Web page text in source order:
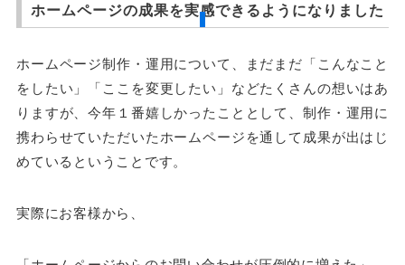
ホームページの成果を実感できるようになりました
ホームページ制作 ・運用について、まだまだ「こんなこと
をしたい」「ここを変更したい」などたくさんの想いはあ
りますが、今年１番嬉しかったこととして、制作・運用に
携わらせていただいたホームページを通して成果が出はじ
めているということです。
実際にお客様から、